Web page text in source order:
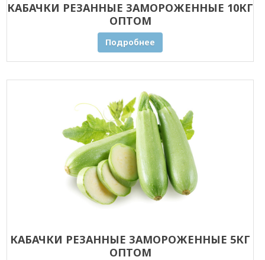
КАБАЧКИ РЕЗАННЫЕ ЗАМОРОЖЕННЫЕ 10КГ
ОПТОМ
Подробнее
КАБАЧКИ РЕЗАННЫЕ ЗАМОРОЖЕННЫЕ 5КГ
ОПТОМ